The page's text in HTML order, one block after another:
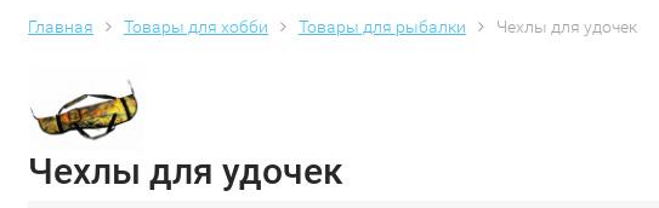
Главная Товары для хобби Товары для рыбалки Чехлы для удочек
Чехлы для удочек